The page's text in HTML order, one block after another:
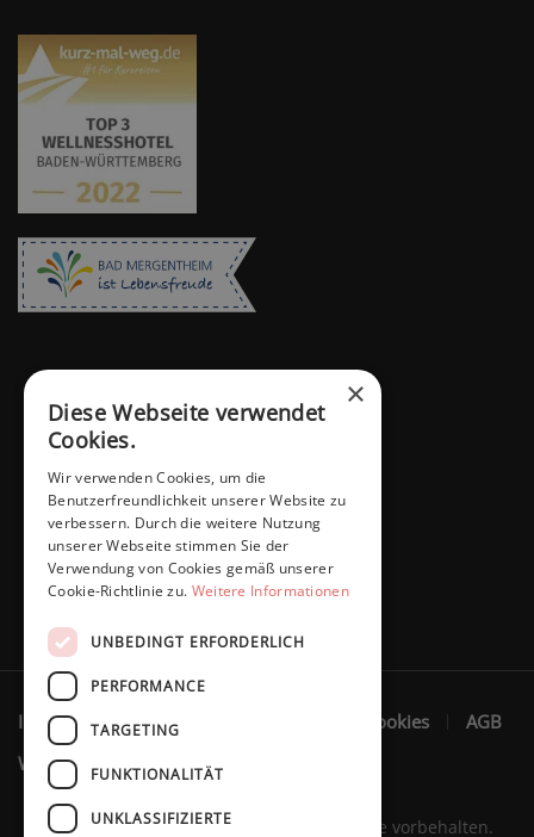
Impressum Datenschutzerklärung Cookies
AGB
Widerruf
Marita Schaffers GmbH © 2023. Alle Rechte vorbehalten.
×
Diese Webseite verwendet
Cookies.
Wir verwenden Cookies, um die
Benutzerfreundlichkeit unserer Website zu
verbessern. Durch die weitere Nutzung
unserer Webseite stimmen Sie der
Verwendung von Cookies gemäß unserer
Cookie-Richtlinie zu. Weitere Informationen
UNBEDINGT ERFORDERLICH
PERFORMANCE
TARGETING
FUNKTIONALITÄT
UNKLASSIFIZIERTE